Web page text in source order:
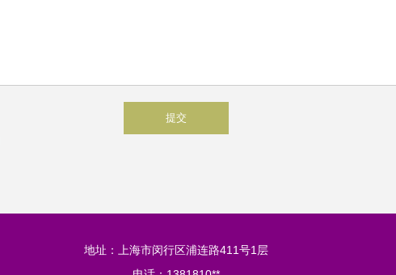
地址：上海市闵行区浦连路411号1层